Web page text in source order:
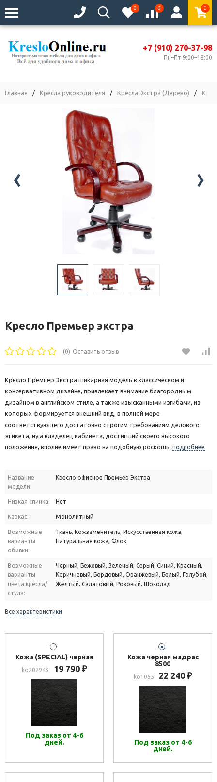
0 0 0
+7 (910) 270-37-98
Пн–Пт 9:00–18:00
Главная / Кресла руководителя / Кресла Экстра (Дерево) /
‹ ›
Кресло Премьер экстра
(0) Оставить отзыв
Кресло Премьер Экстра шикарная модель в классическом и
консервативном дизайне, привлекает внимание благородным
дизайном в английском стиле, а также изысканными изгибами, из
которых формируется внешний вид, в полной мере
соответствующего достаточно строгим требованиям делового
этикета, ну а владелец кабинета, достигший своего высокого
положения, вполне имеет право на подобную роскошь. подробнее
Название
модели:
Кресло офисное Премьер Экстра
Низкая спинка: Нет
Каркас: Монолитный
Возможные
варианты
обивки:
Ткань, Кожзаменитель, Искусственная кожа,
Натуральная кожа, Флок
Возможные
варианты
цвета кресла/
стула:
Черный, Бежевый, Зеленый, Серый, Синий, Красный,
Коричневый, Бордовый, Оранжевый, Белый, Голубой,
Желтый, Салатовый, Розовый, Шоколад
Все характеристики
Кожа (SPECIAL) черная
ko202943 19 790 ₽
Под заказ от 4-6
дней.
Кожа черная мадрас
8500
ko1055 22 240 ₽
Под заказ от 4-6
дней.